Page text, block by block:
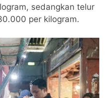
sedangkan telur
per kilogram.